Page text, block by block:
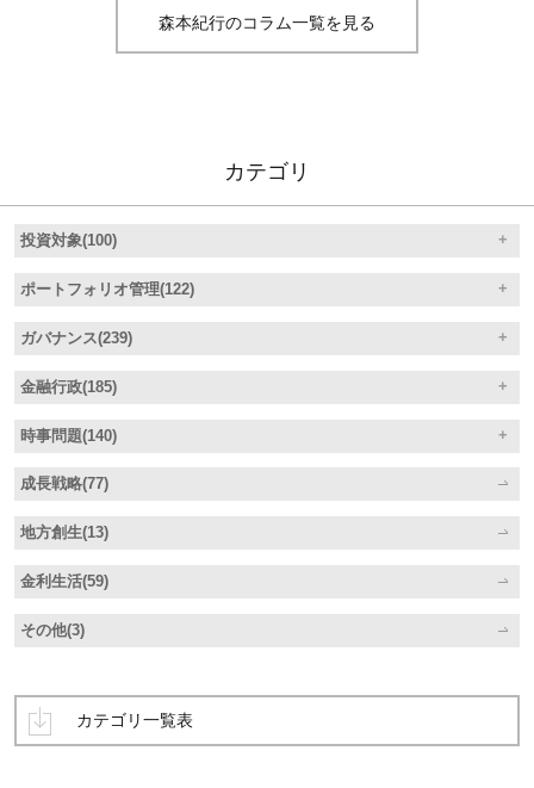
森本紀行のコラム一覧を見る
カテゴリ
投資対象(100)
ポートフォリオ管理(122)
ガバナンス(239)
金融行政(185)
時事問題(140)
成長戦略(77)
地方創生(13)
金利生活(59)
その他(3)
カテゴリ一覧表